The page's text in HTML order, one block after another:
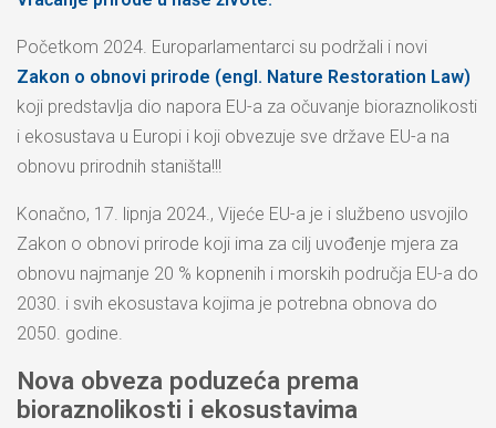
Početkom 2024. Europarlamentarci su podržali i novi
Zakon o obnovi prirode (engl. Nature Restoration Law)
koji predstavlja dio napora EU-a za očuvanje bioraznolikosti
i ekosustava u Europi i koji obvezuje sve države EU-a na
obnovu prirodnih staništa!!!
Konačno, 17. lipnja 2024., Vijeće EU-a je i službeno usvojilo
Zakon o obnovi prirode koji ima za cilj uvođenje mjera za
obnovu najmanje 20 % kopnenih i morskih područja EU-a do
2030. i svih ekosustava kojima je potrebna obnova do
2050. godine.
Nova obveza poduzeća prema
bioraznolikosti i ekosustavima